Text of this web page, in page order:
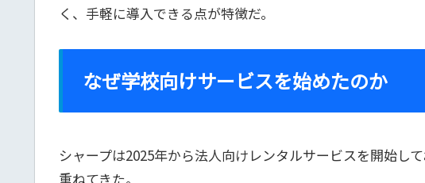
く、手軽に導入できる点が特徴だ。
なぜ学校向けサービスを始めたのか
シャープは2025年から法人向けレンタルサービスを開始し
重ねてきた。